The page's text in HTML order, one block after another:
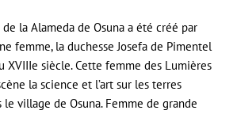
la Alameda de Osuna a été créé par
femme, la duchesse Josefa de Pimentel
XVIIIe siècle. Cette femme des Lumières
la science et l’art sur les terres
le village de Osuna. Femme de grande